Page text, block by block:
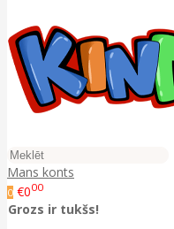
Mans konts
0 €000
Grozs ir tukšs!